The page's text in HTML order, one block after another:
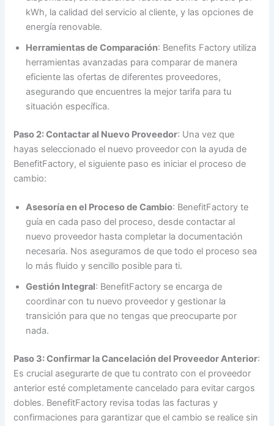
kWh, la calidad del servicio al cliente, y las opciones de
energía renovable.
Herramientas de Comparación: Benefits Factory utiliza
herramientas avanzadas para comparar de manera
eficiente las ofertas de diferentes proveedores,
asegurando que encuentres la mejor tarifa para tu
situación específica.
Paso 2: Contactar al Nuevo Proveedor: Una vez que
hayas seleccionado el nuevo proveedor con la ayuda de
BenefitFactory, el siguiente paso es iniciar el proceso de
cambio:
Asesoría en el Proceso de Cambio: BenefitFactory te
guía en cada paso del proceso, desde contactar al
nuevo proveedor hasta completar la documentación
necesaria. Nos aseguramos de que todo el proceso sea
lo más fluido y sencillo posible para ti.
Gestión Integral: BenefitFactory se encarga de
coordinar con tu nuevo proveedor y gestionar la
transición para que no tengas que preocuparte por
nada.
Paso 3: Confirmar la Cancelación del Proveedor Anterior:
Es crucial asegurarte de que tu contrato con el proveedor
anterior esté completamente cancelado para evitar cargos
dobles. BenefitFactory revisa todas las facturas y
confirmaciones para garantizar que el cambio se realice sin